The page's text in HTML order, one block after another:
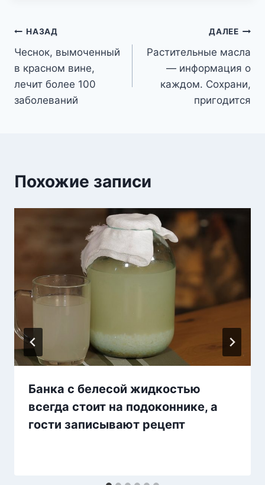
Навигация
по
записям
НАЗАД
Чеснок, вымоченный
в красном вине,
лечит более 100
заболеваний
ДАЛЕЕ
Растительные масла
— информация о
каждом. Сохрани,
пригодится
Похожие записи
Банка с белесой жидкостью
всегда стоит на подоконнике, а
гости записывают рецепт